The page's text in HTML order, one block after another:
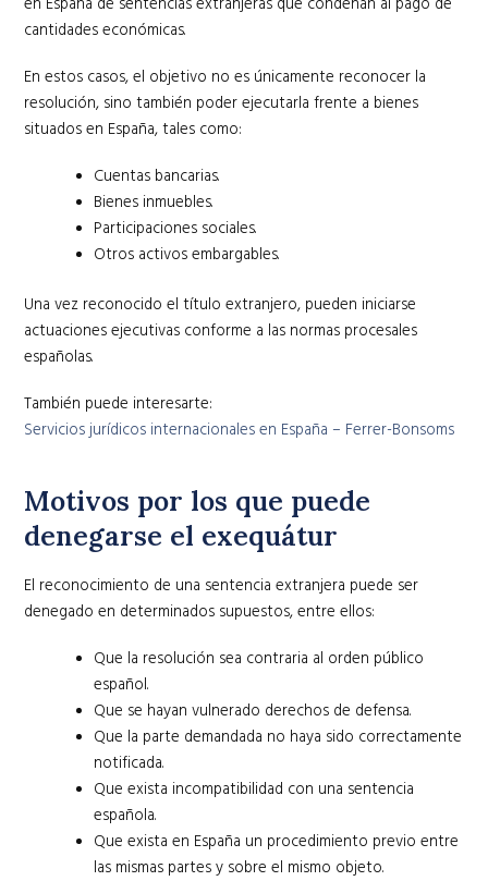
en España de sentencias extranjeras que condenan al pago de
cantidades económicas.
En estos casos, el objetivo no es únicamente reconocer la
resolución, sino también poder ejecutarla frente a bienes
situados en España, tales como:
Cuentas bancarias.
Bienes inmuebles.
Participaciones sociales.
Otros activos embargables.
Una vez reconocido el título extranjero, pueden iniciarse
actuaciones ejecutivas conforme a las normas procesales
españolas.
También puede interesarte:
Servicios jurídicos internacionales en España – Ferrer-Bonsoms
Motivos por los que puede
denegarse el exequátur
El reconocimiento de una sentencia extranjera puede ser
denegado en determinados supuestos, entre ellos:
Que la resolución sea contraria al orden público
español.
Que se hayan vulnerado derechos de defensa.
Que la parte demandada no haya sido correctamente
notificada.
Que exista incompatibilidad con una sentencia
española.
Que exista en España un procedimiento previo entre
las mismas partes y sobre el mismo objeto.